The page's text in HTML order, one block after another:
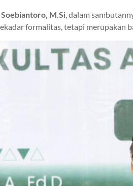
M.Si, dalam
formalitas, tetapi